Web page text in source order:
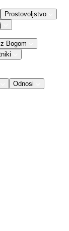
Prostovoljstvo
Bogom
Odnosi